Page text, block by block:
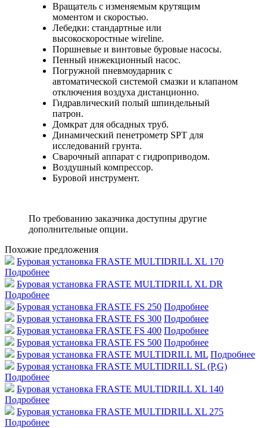
Вращатель с изменяемым крутящим
моментом и скоростью.
Лебедки: стандартные или
высокоскоростные wireline.
Поршневые и винтовые буровые насосы.
Пенный инжекционный насос.
Погружной пневмоударник с
автоматической системой смазки и клапаном
отключения воздуха дистанционно.
Гидравлический полый шпиндельный
патрон.
Домкрат для обсадных труб.
Динамический пенетрометр SPT для
исследований грунта.
Cварочный аппарат с гидроприводом.
Воздушный компрессор.
Буровой инструмент.
По требованию заказчика доступны другие
дополнительные опции.
Похожие предложения
Буровая установка FRASTE MULTIDRILL XL 170
Подробнее
Буровая установка FRASTE MULTIDRILL XL DR
Подробнее
Буровая установка FRASTE FS 250 Подробнее
Буровая установка FRASTE FS 300 Подробнее
Буровая установка FRASTE FS 400 Подробнее
Буровая установка FRASTE FS 500 Подробнее
Буровая установка FRASTE MULTIDRILL ML Подробнее
Буровая установка FRASTE MULTIDRILL SL (P,G)
Подробнее
Буровая установка FRASTE MULTIDRILL XL 140
Подробнее
Буровая установка FRASTE MULTIDRILL XL 275
Подробнее